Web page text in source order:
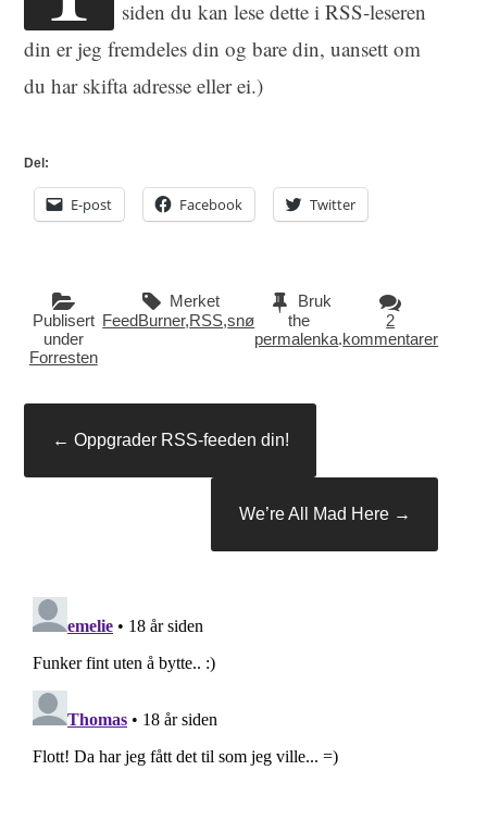
siden du kan lese dette i RSS-leseren
din er jeg fremdeles din og bare din, uansett om
du har skifta adresse eller ei.)
Del:
E-post Facebook Twitter
Publisert
under
Forresten
Merket
FeedBurner,RSS,snø
Bruk
the
permalenka.
2
kommentarer
Innleggsnavigasjon
← Oppgrader RSS-feeden din!
We’re All Mad Here →